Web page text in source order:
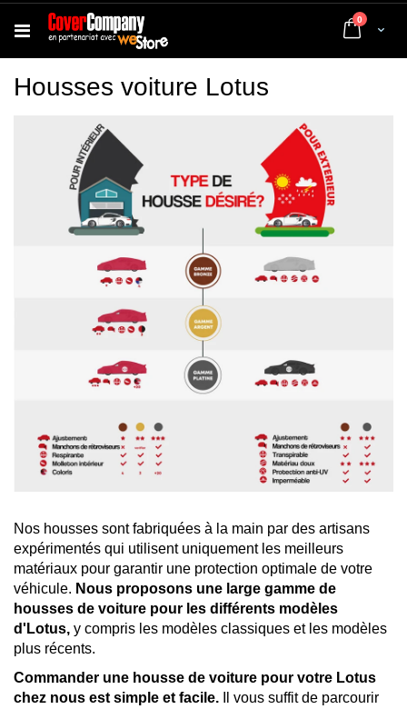
Cart
0 articles
Housses voiture Lotus
Nos housses sont fabriquées à la main par des artisans
expérimentés qui utilisent uniquement les meilleurs
matériaux pour garantir une protection optimale de votre
véhicule. Nous proposons une large gamme de
housses de voiture pour les différents modèles
d'Lotus, y compris les modèles classiques et les modèles
plus récents.
Commander une housse de voiture pour votre Lotus
chez nous est simple et facile. Il vous suffit de parcourir